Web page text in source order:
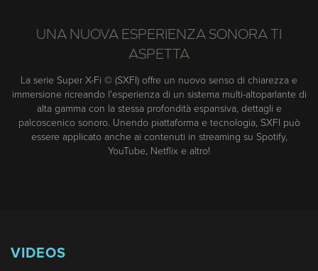
UNA NUOVA ESPERIENZA SONORA TI
ASPETTA
La serie Super X-Fi © (SXFI) offre un nuovo senso di chiarezza e
immersione ricreando l'esperienza di un sistema multi-altoparlante di
alta gamma con la stessa profondità espansiva, dettagli e
palcoscenico sonoro. Unendo piattaforma e tecnologia, SXFI può
essere applicato anche ai contenuti in streaming su Spotify,
YouTube, Netflix e altro!
VIDEOS